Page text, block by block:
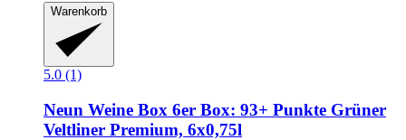
Warenkorb
5.0 (1)
Neun Weine Box 6er Box: 93+ Punkte Grüner
Veltliner Premium, 6x0,75l